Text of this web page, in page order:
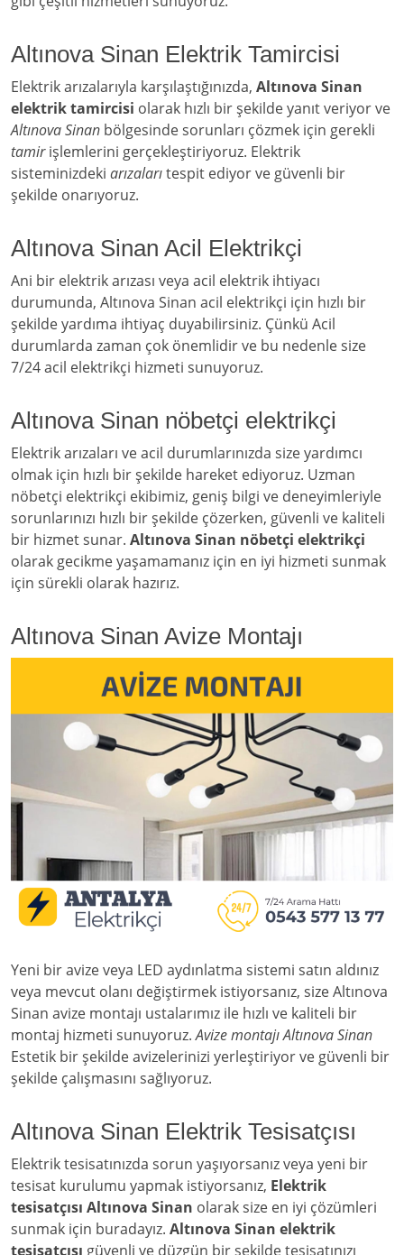
Altınova Sinan Elektrik Tamircisi
Elektrik arızalarıyla karşılaştığınızda, Altınova Sinan
elektrik tamircisi olarak hızlı bir şekilde yanıt veriyor ve
Altınova Sinan bölgesinde sorunları çözmek için gerekli
tamirişlemlerini gerçekleştiriyoruz. Elektrik
sisteminizdeki arızalarıtespit ediyor ve güvenli bir
şekilde onarıyoruz.
Altınova Sinan Acil Elektrikçi
Ani bir elektrik arızası veya acil elektrik ihtiyacı
durumunda, Altınova Sinan acil elektrikçi için hızlı bir
şekilde yardıma ihtiyaç duyabilirsiniz. Çünkü Acil
durumlarda zaman çok önemlidir ve bu nedenle size
7/24 acil elektrikçi hizmeti sunuyoruz.
Altınova Sinan nöbetçi elektrikçi
Elektrik arızaları ve acil durumlarınızda size yardımcı
olmak için hızlı bir şekilde hareket ediyoruz. Uzman
nöbetçi elektrikçi ekibimiz, geniş bilgi ve deneyimleriyle
sorunlarınızı hızlı bir şekilde çözerken, güvenli ve kaliteli
bir hizmet sunar. Altınova Sinan nöbetçi elektrikçi
olarak gecikme yaşamamanız için en iyi hizmeti sunmak
için sürekli olarak hazırız.
Altınova Sinan Avize Montajı
Yeni bir avize veya LED aydınlatma sistemi satın aldınız
veya mevcut olanı değiştirmek istiyorsanız, size Altınova
Sinan avize montajı ustalarımız ile hızlı ve kaliteli bir
montaj hizmeti sunuyoruz.Avize montajı Altınova Sinan
Estetik bir şekilde avizelerinizi yerleştiriyor ve güvenli bir
şekilde çalışmasını sağlıyoruz.
Altınova Sinan Elektrik Tesisatçısı
Elektrik tesisatınızda sorun yaşıyorsanız veya yeni bir
tesisat kurulumu yapmak istiyorsanız, Elektrik
tesisatçısı Altınova Sinan olarak size en iyi çözümleri
sunmak için buradayız. Altınova Sinan elektrik
tesisatçısı güvenli ve düzgün bir şekilde tesisatınızı